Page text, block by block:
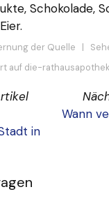
Schokolade,
der Quelle |
auf die-
in
Wann